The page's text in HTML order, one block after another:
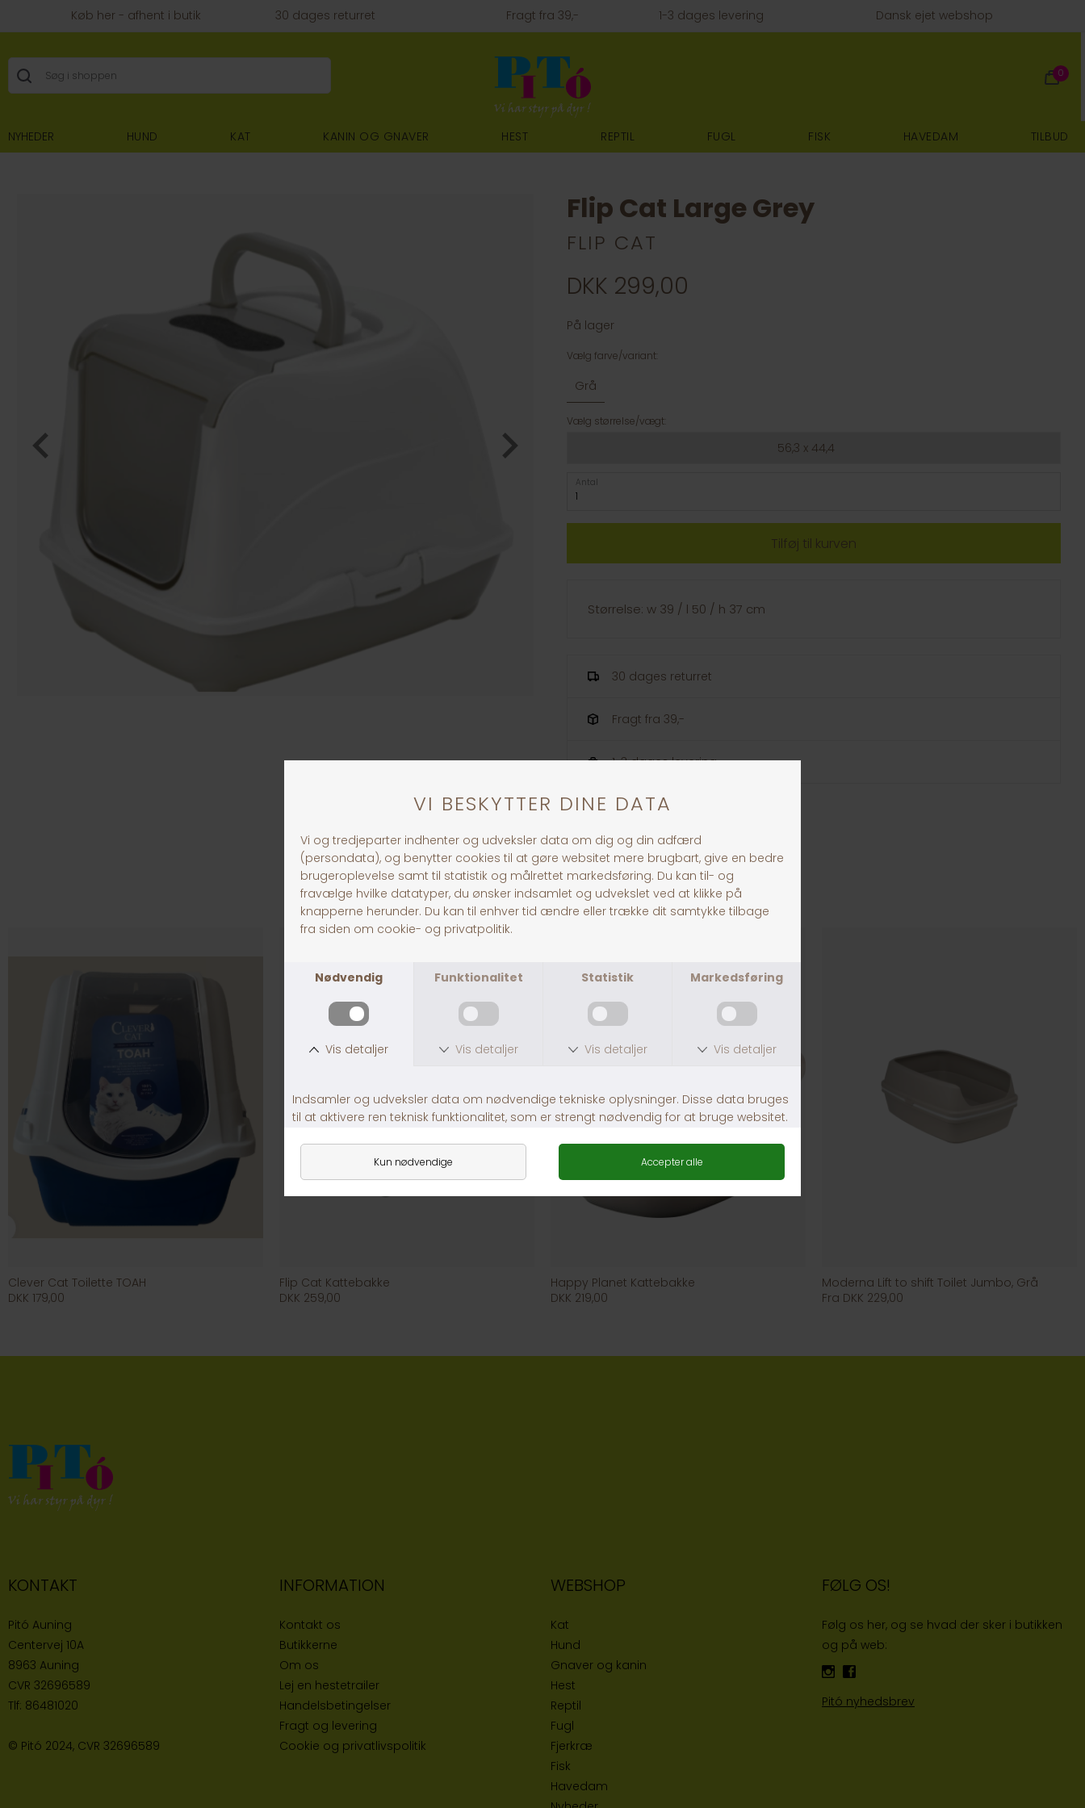
Køb her - afhent i butik 30 dages returret Fragt fra 39,- 1-3 dages levering Dansk ejet webshop
0
NYHEDER HUND KAT KANIN OG GNAVER HEST REPTIL FUGL FISK HAVEDAM TILBUD
Flip Cat Large Grey
FLIP CAT
DKK 299,00
På lager
Vælg farve/variant:
Grå
Vælg størrelse/vægt:
56,3 x 44,4
Antal
Størrelse: w 39 / l 50 / h 37 cm
30 dages returret
Fragt fra 39,-
1-3 dages levering
ANDRE KØBTE OGSÅ
Clever Cat Toilette TOAH
DKK 179,00
Flip Cat Kattebakke
DKK 259,00
Happy Planet Kattebakke
DKK 219,00
Moderna Lift to shift Toilet Jumbo, Grå
Fra DKK 229,00
KONTAKT
Pitó Auning
Centervej 10A
8963 Auning
CVR 32696589
Tlf: 86481020
© Pitó 2024, CVR 32696589
INFORMATION
Kontakt os
Butikkerne
Om os
Lej en hestetrailer
Handelsbetingelser
Fragt og levering
Cookie og privatlivspolitik
WEBSHOP
Kat
Hund
Gnaver og kanin
Hest
Reptil
Fugl
Fjerkræ
Fisk
Havedam
FØLG OS!
Følg os her, og se hvad der sker i butikken
og på web:
Pitó nyhedsbrev